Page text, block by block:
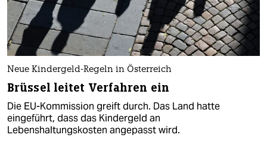
Neue Kindergeld-Regeln in Österreich
Brüssel leitet Verfahren ein
Die EU-Kommission greift durch. Das Land hatte
eingeführt, dass das Kindergeld an
Lebenshaltungskosten angepasst wird.